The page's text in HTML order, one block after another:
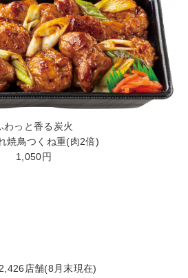
わっと香る炭火
焼鳥つくね重(肉2倍)
1,050円
店舗(8月末現在)